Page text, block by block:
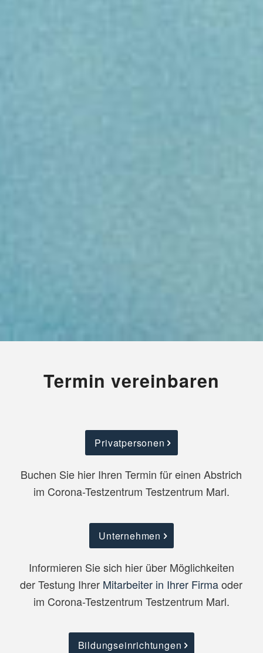
Termin vereinbaren
Privatpersonen
Buchen Sie hier Ihren Termin für einen Abstrich
im Corona-Testzentrum Testzentrum Marl.
Unternehmen
Informieren Sie sich hier über Möglichkeiten
der Testung Ihrer Mitarbeiter in Ihrer Firmaoder
im Corona-Testzentrum Testzentrum Marl.
Bildungseinrichtungen